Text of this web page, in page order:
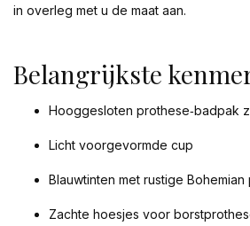
in overleg met u de maat aan.
Belangrijkste
Hooggesloten prothese‑badpak
Licht voorgevormde cup
Blauwtinten met rustige Bohemian
Zachte hoesjes voor